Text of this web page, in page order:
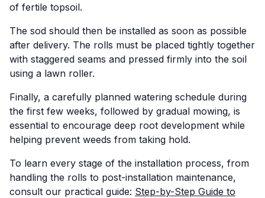
of fertile topsoil.
The sod should then be installed as soon as possible
after delivery. The rolls must be placed tightly together
with staggered seams and pressed firmly into the soil
using a lawn roller.
Finally, a carefully planned watering schedule during
the first few weeks, followed by gradual mowing, is
essential to encourage deep root development while
helping prevent weeds from taking hold.
To learn every stage of the installation process, from
handling the rolls to post-installation maintenance,
consult our practical guide: Step-by-Step Guide to